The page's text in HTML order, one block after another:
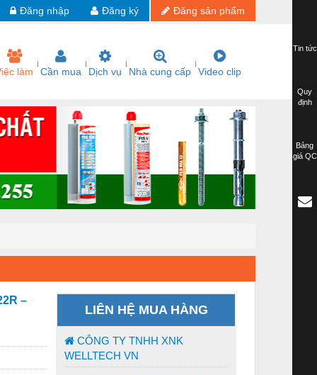
Đăng sản phẩm
Đăng ký
Đăng nhập
làm Cần mua Dịch vụ Nhà cung cấp Video clip
–
LIÊN HỆ MUA HÀNG
CÔNG TY TNHH XNK
WELLTECH VN
Tin tức
Quy
định
Bảng
giá QC